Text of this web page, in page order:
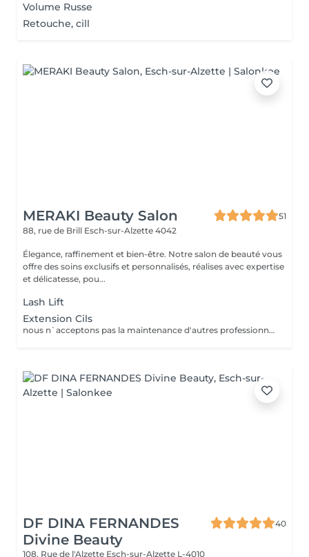
Volume Russe
Retouche, cill
MERAKI Beauty Salon
51
88, rue de Brill Esch-sur-Alzette 4042
Élegance, raffinement et bien-être. Notre salon de beauté vous
offre des soins exclusifs et personnalisés, réalises avec expertise
et délicatesse, pou...
Lash Lift
Extension Cils
nous n`acceptons pas la maintenance d'autres professionnels.
DF DINA FERNANDES
Divine Beauty
40
108, Rue de l'Alzette Esch-sur-Alzette L-4010